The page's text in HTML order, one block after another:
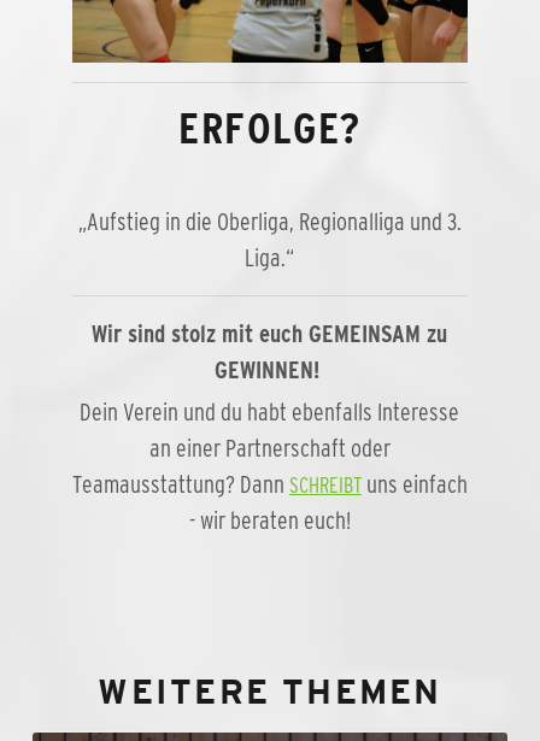
ERFOLGE?
„Aufstieg in die Oberliga, Regionalliga und 3.
Liga.“
Wir sind stolz mit euch GEMEINSAM zu
GEWINNEN!
Dein Verein und du habt ebenfalls Interesse
an einer Partnerschaft oder
Teamausstattung? Dann SCHREIBTuns einfach
- wir beraten euch!
WEITERE THEMEN